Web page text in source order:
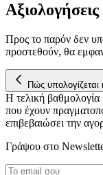
Αξιολογήσεις
Προς το παρόν δεν
προστεθούν, θα
Πώς υπολογίζεται
Η τελική βαθμολογία
που έχουν
επιβεβαιώσει την
Γράψου στο